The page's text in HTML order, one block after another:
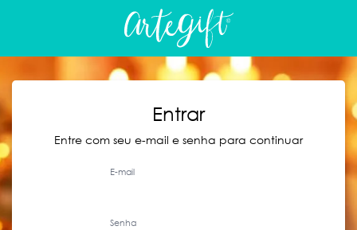
Entrar
Entre com seu e-mail e senha para continuar
E-mail
Senha